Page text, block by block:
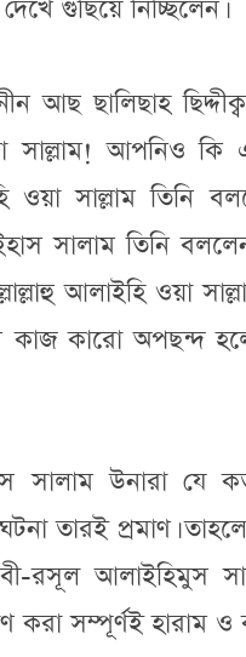
গুছিয়ে নিচ্ছিলেন।
আছ ছালিছাহ
ওয়া সাল্লাম!
ওয়া সাল্লাম
সালাম তিনি
আলাইহি ওয়া
কারো অপছন্দ
উনারা যে
তারই প্রমাণ।
রসূল আলাইহিমুস
সম্পূর্ণই হারাম ও